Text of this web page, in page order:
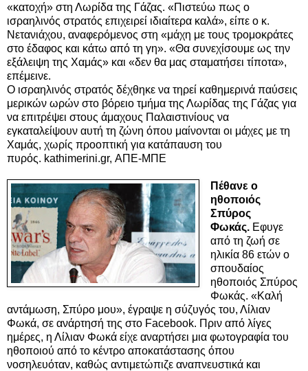
«κατοχή» στη Λωρίδα της Γάζας. «Πιστεύω πως ο
ισραηλινός στρατός επιχειρεί ιδιαίτερα καλά», είπε ο κ.
Νετανιάχου, αναφερόμενος στη «μάχη με τους τρομοκράτες
στο έδαφος και κάτω από τη γη». «Θα συνεχίσουμε ως την
εξάλειψη της Χαμάς» και «δεν θα μας σταματήσει τίποτα»,
επέμεινε.
Ο ισραηλινός στρατός δέχθηκε να τηρεί καθημερινά παύσεις
μερικών ωρών στο βόρειο τμήμα της Λωρίδας της Γάζας για
να επιτρέψει στους άμαχους Παλαιστινίους να
εγκαταλείψουν αυτή τη ζώνη όπου μαίνονται οι μάχες με τη
Χαμάς, χωρίς προοπτική για κατάπαυση του
πυρός. kathimerini.gr, ΑΠΕ-ΜΠΕ
Πέθανε ο
ηθοποιός
Σπύρος
Φωκάς.Εφυγε
από τη ζωή σε
ηλικία 86 ετών ο
σπουδαίος
ηθοποιός Σπύρος
Φωκάς. «Καλή
αντάμωση, Σπύρο μου», έγραψε η σύζυγός του, Λίλιαν
Φωκά, σε ανάρτησή της στο Facebook. Πριν από λίγες
ημέρες, η Λίλιαν Φωκά είχε αναρτήσει μια φωτογραφία του
ηθοποιού από το κέντρο αποκατάστασης όπου
νοσηλευόταν, καθώς αντιμετώπιζε αναπνευστικά και